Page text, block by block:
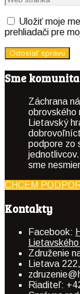
Uložiť moje
prehliadači pre
Sme komunita
Záchrana
obrovského
Lietavský
podpore zo
sme
CHCEM
Kontakty
Facebook:
Združenie
Lietava
Riaditeľ: